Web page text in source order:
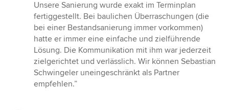
Unsere Sanierung wurde exakt im Terminplan
fertiggestellt. Bei baulichen Überraschungen (die
bei einer Bestandsanierung immer vorkommen)
hatte er immer eine einfache und zielführende
Lösung. Die Kommunikation mit ihm war jederzeit
zielgerichtet und verlässlich. Wir können Sebastian
Schwingeler uneingeschränkt als Partner
empfehlen.”